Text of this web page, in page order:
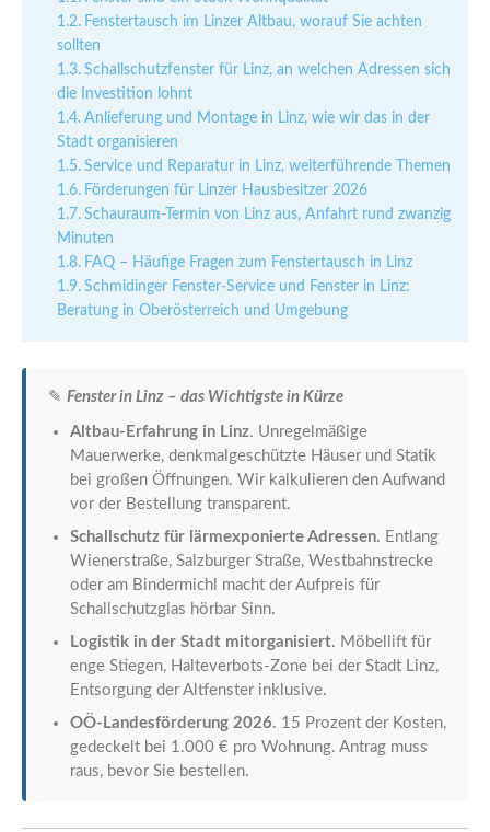
Fenstertausch im Linzer Altbau, worauf Sie achten
sollten
Schallschutzfenster für Linz, an welchen Adressen sich
die Investition lohnt
Anlieferung und Montage in Linz, wie wir das in der
Stadt organisieren
Service und Reparatur in Linz, weiterführende Themen
Förderungen für Linzer Hausbesitzer 2026
Schauraum-Termin von Linz aus, Anfahrt rund zwanzig
Minuten
FAQ – Häufige Fragen zum Fenstertausch in Linz
Schmidinger Fenster-Service und Fenster in Linz:
Beratung in Oberösterreich und Umgebung
✎ Fenster in Linz – das Wichtigste in Kürze
Altbau-Erfahrung in Linz. Unregelmäßige
Mauerwerke, denkmalgeschützte Häuser und Statik
bei großen Öffnungen. Wir kalkulieren den Aufwand
vor der Bestellung transparent.
Schallschutz für lärmexponierte Adressen. Entlang
Wienerstraße, Salzburger Straße, Westbahnstrecke
oder am Bindermichl macht der Aufpreis für
Schallschutzglas hörbar Sinn.
Logistik in der Stadt mitorganisiert. Möbellift für
enge Stiegen, Halteverbots-Zone bei der Stadt Linz,
Entsorgung der Altfenster inklusive.
OÖ-Landesförderung 2026. 15 Prozent der Kosten,
gedeckelt bei 1.000 € pro Wohnung. Antrag muss
raus, bevor Sie bestellen.